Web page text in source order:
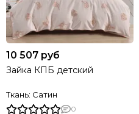
10 507 руб
Зайка КПБ детский
Ткань: Сатин
0